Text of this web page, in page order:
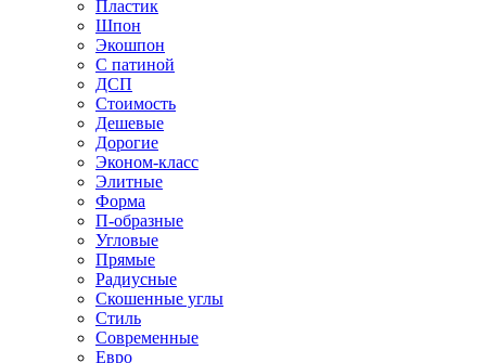
Пластик
Шпон
Экошпон
С патиной
ДСП
Стоимость
Дешевые
Дорогие
Эконом-класс
Элитные
Форма
П-образные
Угловые
Прямые
Радиусные
Скошенные углы
Стиль
Современные
Евро